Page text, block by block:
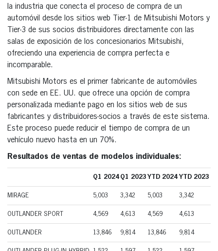
la industria que conecta el proceso de compra de un
automóvil desde los sitios web Tier-1 de Mitsubishi Motors y
Tier-3 de sus socios distribuidores directamente con las
salas de exposición de los concesionarios Mitsubishi,
ofreciendo una experiencia de compra perfecta e
incomparable.
Mitsubishi Motors es el primer fabricante de automóviles
con sede en EE. UU. que ofrece una opción de compra
personalizada mediante pago en los sitios web de sus
fabricantes y distribuidores-socios a través de este sistema.
Este proceso puede reducir el tiempo de compra de un
vehículo nuevo hasta en un 70%.
Resultados de ventas de modelos individuales:
Q1 2024 Q1 2023 YTD 2024 YTD 2023
MIRAGE 5,003 3,342 5,003 3,342
OUTLANDER SPORT 4,569 4,613 4,569 4,613
OUTLANDER 13,846 9,814 13,846 9,814